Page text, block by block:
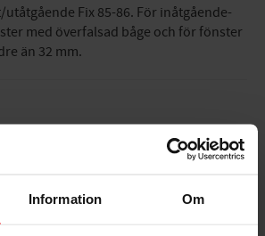
Information Om
Fix 85-86. För inåtgående-
med överfalsad båge och för fönster
än 32 mm.